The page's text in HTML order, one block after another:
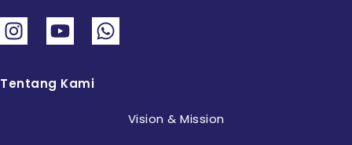
Tentang Kami
Vision & Mission